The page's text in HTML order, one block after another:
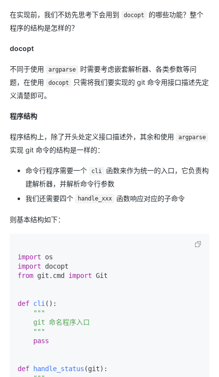
在实现前，我们不妨先思考下会用到 docopt
的哪些功能？整个
程序的结构是怎样的？
docopt
不同于使用 argparse
时需要考虑嵌套解析器、各类参数等问
题，在使用
docopt
只需将我们要实现的 git 命令用接口描述先定
义清楚即可。
程序结构
程序结构上，除了开头处定义接口描述外，其余和使用 argparse
实现 git 命令的结构是一样的：
命令行程序需要一个 cli
函数来作为统一的入口，它负责构
建解析器，并解析命令行参数
我们还需要四个
handle_xxx 函数响应对应的子命令
则基本结构如下：
import
import
from git.cmd import Git
def cli ():
"""
    """
pass
def handle_status (git):